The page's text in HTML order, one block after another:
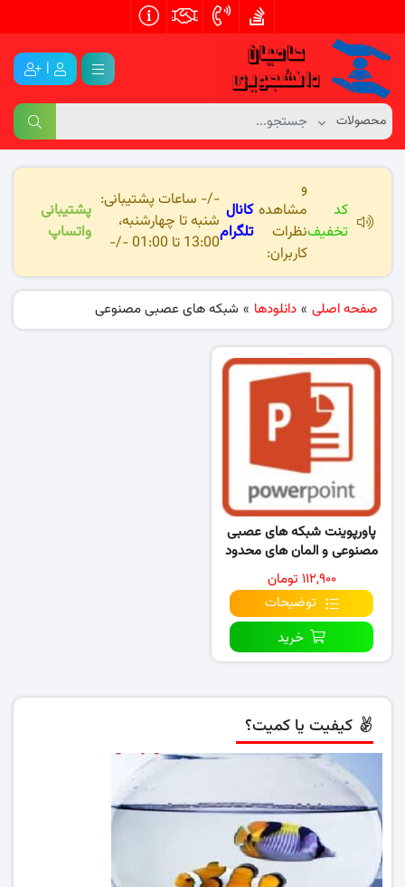
|
کد
تخفیف
و
مشاهده
نظرات
کاربران:
کانال
تلگرام
-/- ساعات پشتیبانی:
شنبه تا چهارشنبه،
13:00 تا 01:00 -/-
پشتیبانی
واتساپ
صفحه اصلی » دانلودها » شبکه های عصبی مصنوعی
پاورپوینت شبکه های عصبی
مصنوعی و المان های محدود
هوشمند در مکانیک…
۱۱۲,۹۰۰ تومان
توضیحات
خرید
کیفیت یا کمیت؟